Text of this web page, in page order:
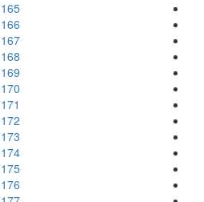
165
166
167
168
169
170
171
172
173
174
175
176